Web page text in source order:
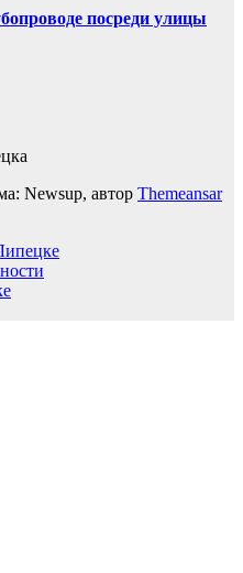
посреди улицы
Newsup, автор Themeansar